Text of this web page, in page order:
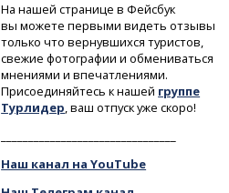
На нашей странице в Фейсбук
вы можете первыми видеть отзывы
только что вернувшихся туристов,
свежие фотографии и обмениваться
мнениями и впечатлениями.
Присоединяйтесь к нашей группе
Турлидер, ваш отпуск уже скоро!
Наш канал на YouTube